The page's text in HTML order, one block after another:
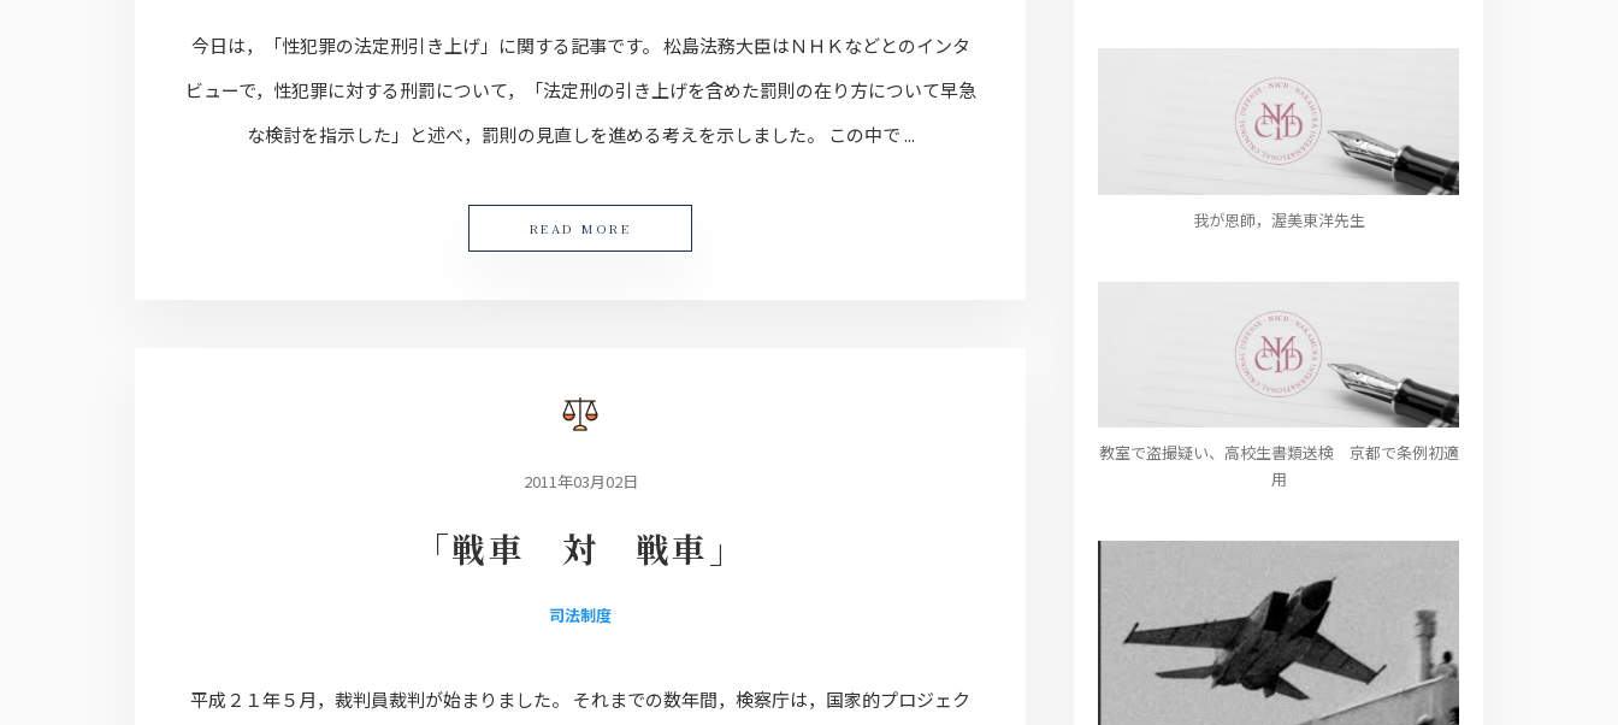
今日は，「性犯罪の法定刑引き上げ」に関する記事です。 松島法務大臣はＮＨＫなどとのインタ
ビューで，性犯罪に対する刑罰について，「法定刑の引き上げを含めた罰則の在り方について早急
な検討を指示した」と述べ，罰則の見直しを進める考えを示しました。 この中で ...
READ MORE
2011年03月02日
「戦車 対 戦車」
司法制度
平成２１年５月，裁判員裁判が始まりました。 それまでの数年間，検察庁は，国家的プロジェク
我が恩師，渥美東洋先生
教室で盗撮疑い、高校生書類送検 京都で条例初適
用